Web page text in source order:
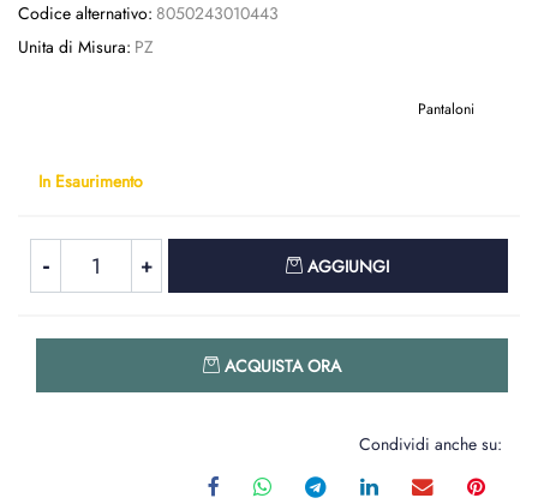
Codice alternativo: 8050243010443
Unita di Misura: PZ
Pantaloni
In Esaurimento
AGGIUNGI
ACQUISTA ORA
Condividi anche su: